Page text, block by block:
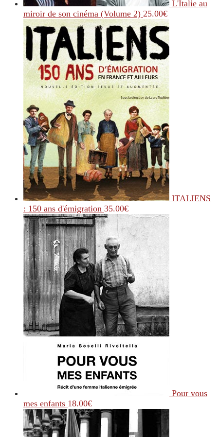
L'Italie au
miroir de son cinéma (Volume 2) 25.00€
ITALIENS
: 150 ans d'émigration 35.00€
Pour vous
mes enfants 18.00€